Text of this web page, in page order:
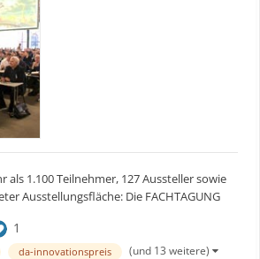
als 1.100 Teilnehmer, 127 Aussteller sowie
Ausstellungsfläche: Die FACHTAGUNG
Branchenevent ist. Von Jahr zu Jahr
Abbruchverband (DA) mit...
1
da-innovationspreis (und 13 weitere)